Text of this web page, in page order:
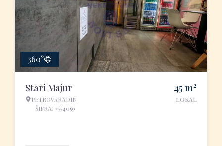
360°
Stari Majur
PETROVARADIN
ŠIFRA: #554059
45 m2
LOKAL